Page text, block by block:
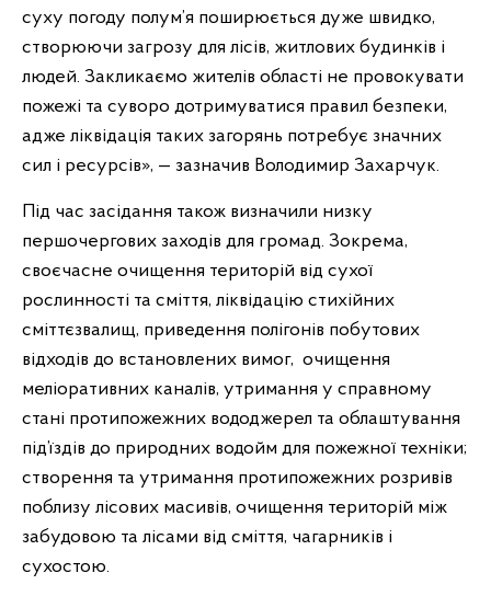
суху погоду полум’я поширюється дуже швидко,
створюючи загрозу для лісів, житлових будинків і
людей. Закликаємо жителів області не провокувати
пожежі та суворо дотримуватися правил безпеки,
адже ліквідація таких загорянь потребує значних
сил і ресурсів», — зазначив Володимир Захарчук.
Під час засідання також визначили низку
першочергових заходів для громад. Зокрема,
своєчасне очищення територій від сухої
рослинності та сміття, ліквідацію стихійних
сміттєзвалищ, приведення полігонів побутових
відходів до встановлених вимог, очищення
меліоративних каналів, утримання у справному
стані протипожежних вододжерел та облаштування
під’їздів до природних водойм для пожежної техніки;
створення та утримання протипожежних розривів
поблизу лісових масивів, очищення територій між
забудовою та лісами від сміття, чагарників і
сухостою.